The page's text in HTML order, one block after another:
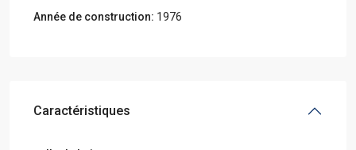
Année de construction: 1976
Caractéristiques